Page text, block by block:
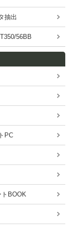
抽出
56BB
PC
BOOK